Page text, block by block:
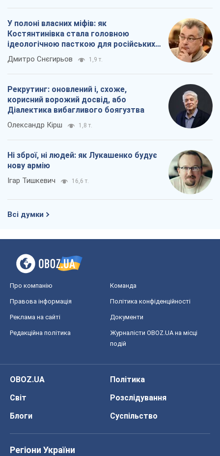
У полоні власних міфів: як
Костянтинівка стала головною
ідеологічною пасткою для російських
окупантів
Дмитро Снєгирьов 1,9 т.
Рекрутинг: оновлений і, схоже,
корисний ворожий досвід, або
Діалектика вибагливого боягузтва
Олександр Кірш 1,8 т.
Ні зброї, ні людей: як Лукашенко будує
нову армію
Ігар Тишкевич 16,6 т.
Всі думки
Про компанію Команда
Правова інформація Політика конфіденційності
Реклама на сайті Документи
Редакційна політика
Журналісти OBOZ.UA на місці
подій
OBOZ.UA
Політика
Світ
Розслідування
Блоги
Суспільство
Регіони України